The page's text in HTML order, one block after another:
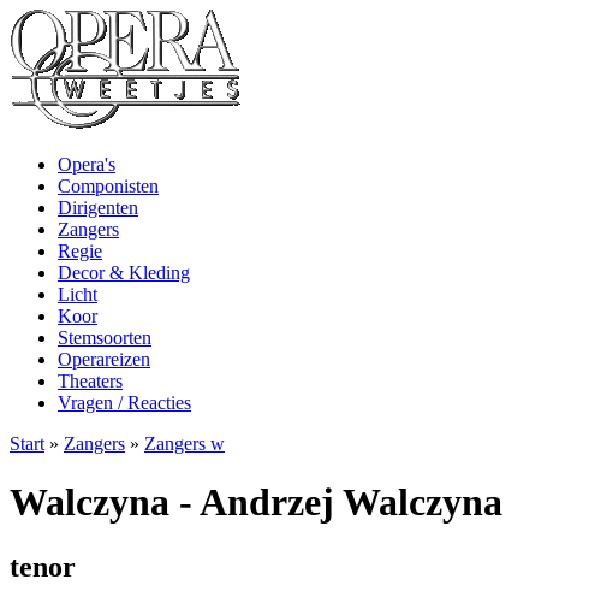
Opera's
Componisten
Dirigenten
Zangers
Regie
Decor & Kleding
Licht
Koor
Stemsoorten
Operareizen
Theaters
Vragen / Reacties
Start » Zangers » Zangers w
Walczyna - Andrzej Walczyna
tenor